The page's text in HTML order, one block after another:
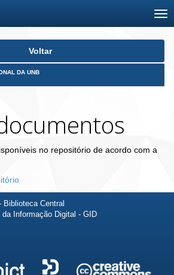
Voltar
DA UNB
no repositório de acordo com a
Biblioteca Central
Informação Digital - GID